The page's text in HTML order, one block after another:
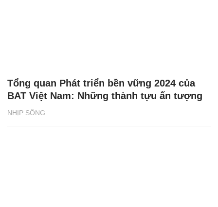
NHỊP SỐNG
Tổng quan Phát triển bền vững 2024 của
BAT Việt Nam: Những thành tựu ấn tượng